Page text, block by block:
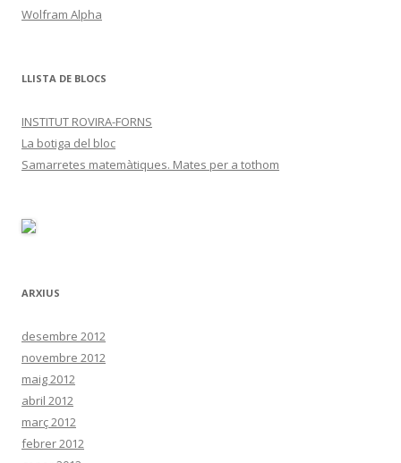
Wolfram Alpha
LLISTA DE BLOCS
INSTITUT ROVIRA-FORNS
La botiga del bloc
Samarretes matemàtiques. Mates per a tothom
ARXIUS
desembre 2012
novembre 2012
maig 2012
abril 2012
març 2012
febrer 2012